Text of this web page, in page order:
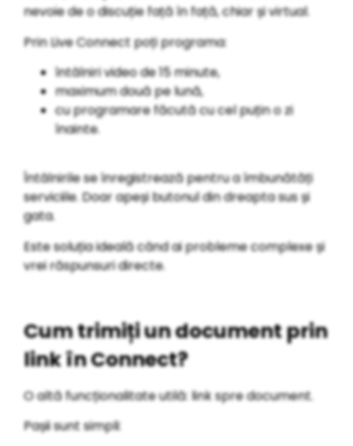
nevoie de o discuție față în față, chiar și virtual.
Prin Live Connect poți programa:
întâlniri video de 15 minute,
maximum două pe lună,
cu programare făcută cu cel puțin o zi
înainte.
Întâlnirile se înregistrează pentru a îmbunătăți
serviciile. Doar apeși butonul din dreapta sus și
gata.
Este soluția ideală când ai probleme complexe și
vrei răspunsuri directe.
Cum trimiți un document prin
link în Connect?
O altă funcționalitate utilă: link spre document.
Pașii sunt simpli: